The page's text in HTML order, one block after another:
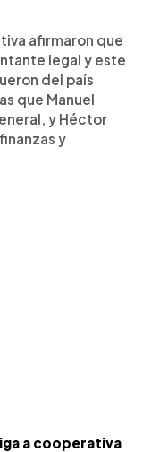
afirmaron que
legal y este
del país
que Manuel
y Héctor
y
a cooperativa